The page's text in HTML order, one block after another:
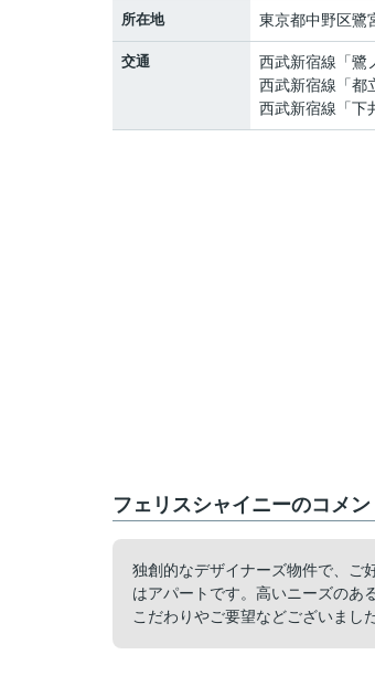
所在地 東京都中野区鷺
交通 西武新宿線 「鷺
西武新宿線 「都
西武新宿線 「下
フェリスシャイニーのコメ
独創的なデザイナーズ物件で、ご
はアパートです。高いニーズのあ
こだわりやご要望などございまし